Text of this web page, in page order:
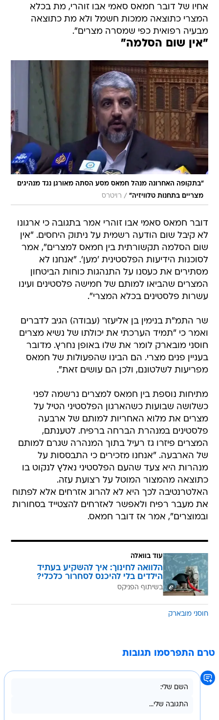
אחיו של דובר חמאס סאמי אבו זוהרי, מת בכלא
המצרי כתוצאה ממכות חשמל ולא מת כתוצאה
מבעיה רפואית כפי שמסרה מצרים".
"אין שום הסלמה"
"בתקופה האחרונה מנהל חמאס מסע הסתה מאורגן נגד מנהיגים
מצריים בתחנות טלוויזיה" / רויטרס
דובר חמאס סאמי אבו זוהרי אמר בתגובה כי ארגונו
לא קיבל שום הודעה רשמית על ניתוק היחסים. "אין
שום הסלמה תקשורתית בין חמאס למצרים", אמר
לסוכנות הידיעות הפלסטינית 'מען'. "אנחנו לא
מסתירים את כעסנו על התנהגות כוחות הביטחון
המצרים שהביאו למותם של חמישה פלסטינים ועינו
עשרות פלסטינים בכלא המצרי".
שר התמ"ת בנימין בן אליעזר (עבודה) הגיב לדברים
ואמר כי "תמיד הערכתי את יכולתו של נשיא מצרים
חוסני מובארק לומר את שלו באופן נחרץ. מדובר
בעניין פנים מצרי. הם הבינו שהפעולות של חמאס
מפריעות לשלטונם, ולכן הם עושים זאת".
מתיחות נוספת בין חמאס למצרים נרשמה לפני
כשלושה שבועות כשהארגון הפלסטיני הטיל על
מצרים את מלוא האחריות למותם של ארבעה
פלסטינים במנהרת הברחה ברפיח. לטענתם,
המצרים פיזרו גז רעיל בתוך המנהרה שגרם למותם
של הארבעה. "אנחנו מזכירים כי התבססות על
מנהרות היא צעד שהעם הפלסטיני נאלץ לנקוט בו
כתוצאה מהמצור המוטל על רצועת עזה.
האלטרנטיבה לכך היא לא להרוג אזרחים אלא לפתוח
את מעבר רפיח ולאפשר לאזרחים להצטייד בסחורות
ובמוצרים", אמר אז דובר חמאס.
עוד בוואלה
הלוואה לחינוך: איך להשקיע בעתיד
הילדים בלי להיכנס לסחרור כלכלי?
בשיתוף הפניקס
חוסני מובארק
טרם התפרסמו תגובות